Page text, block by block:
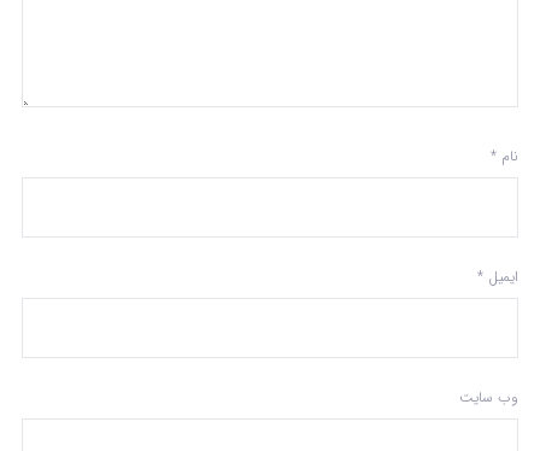
نام *
ایمیل *
وب‌ سایت